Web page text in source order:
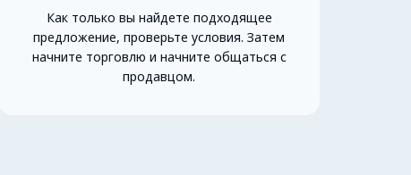
Как только вы найдете подходящее
предложение, проверьте условия. Затем
начните торговлю и начните общаться с
продавцом.